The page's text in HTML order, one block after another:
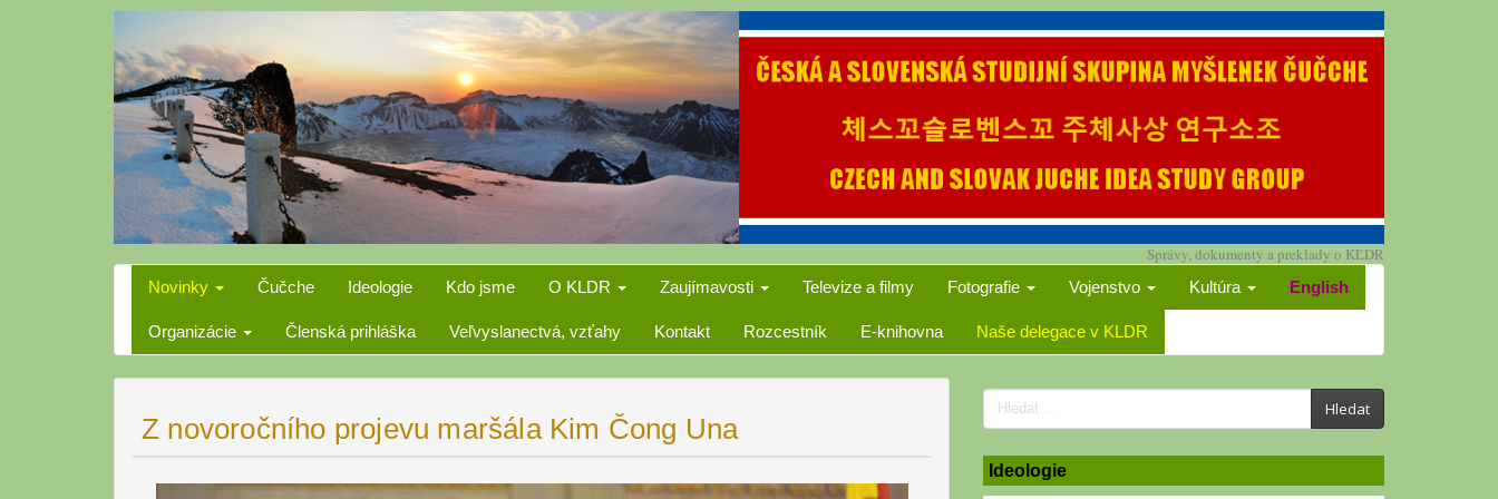
Správy, dokumenty a preklady o KĽDR
Novinky Čučche Ideologie Kdo jsme O KLDR Zaujímavosti Televize a filmy Fotografie Vojenstvo Kultúra English
Organizácie Členská prihláška Veľvyslanectvá, vzťahy Kontakt Rozcestník E-knihovna Naše delegace v KLDR
Z novoročního projevu maršála Kim Čong Una
Search
for:
Hledat
Ideologie